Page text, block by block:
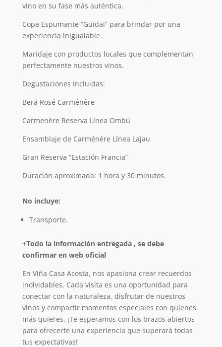
vino en su fase más auténtica.
Copa Espumante “Guidai” para brindar por una
experiencia inigualable.
Maridaje con productos locales que complementan
perfectamente nuestros vinos.
Degustaciones incluidas:
Berá Rosé Carménère
Carmenère Reserva Línea Ombú
Ensamblaje de Carménère Línea Lajau
Gran Reserva “Estación Francia”
Duración aproximada: 1 hora y 30 minutos.
No incluye:
Transporte.
+Todo la información entregada , se debe
confirmar en web oficial
En Viña Casa Acosta, nos apasiona crear recuerdos
inolvidables. Cada visita es una oportunidad para
conectar con la naturaleza, disfrutar de nuestros
vinos y compartir momentos especiales con quienes
más quieres. ¡Te esperamos con los brazos abiertos
para ofrecerte una experiencia que superará todas
tus expectativas!